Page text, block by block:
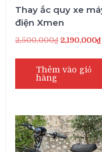
Thay ắc quy xe
điện Xmen
2,500,000₫ Giá
2,190,000₫
Thêm vào giỏ
hàng